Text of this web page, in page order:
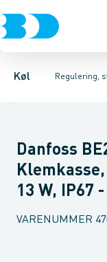
Køl Regulering,
Kompressorer
Pressostater &
Magnetventiler til
Danfoss
Klemkasse,
13 W, IP67
VARENUMMER